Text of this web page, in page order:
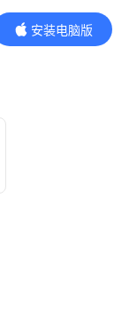
安装电脑版
内容更精彩